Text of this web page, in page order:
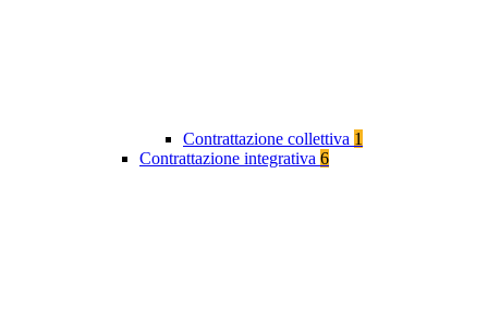
Contrattazione collettiva 1
Contrattazione integrativa 6